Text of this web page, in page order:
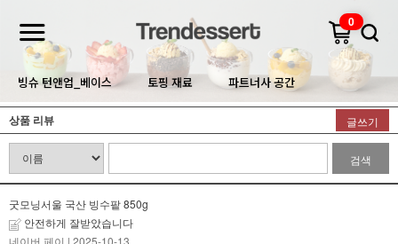
0
빙슈 턴앤업_베이스 토핑 재료 파트너사 공간
상품 리뷰 글쓰기
검색
굿모닝서울 국산 빙수팥 850g
안전하게 잘받았습니다
네이버 페이 | 2025-10-13